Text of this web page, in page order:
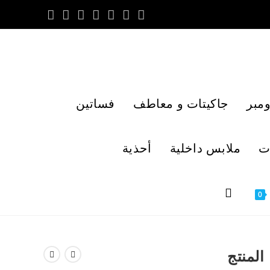
جاكيتات و معاطف فساتين
ملابس داخلية أحذية
0
المنتج